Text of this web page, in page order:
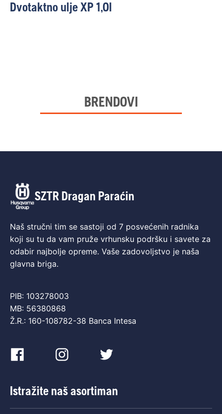
Dvotaktno ulje XP 1,0l
BRENDOVI
SZTR Dragan Paraćin
Naš stručni tim se sastoji od 7 posvećenih radnika
koji su tu da vam pruže vrhunsku podršku i savete za
odabir najbolje opreme. Vaše zadovoljstvo je naša
glavna briga.
PIB: 103278003
MB: 56380868
Ž.R.: 160-108782-38 Banca Intesa
Istražite naš asortiman